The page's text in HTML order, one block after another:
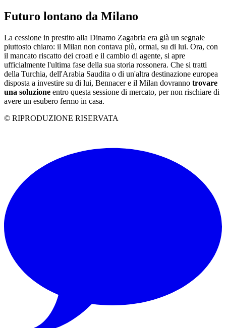
Futuro lontano da Milano
La cessione in prestito alla Dinamo Zagabria era già un segnale
piuttosto chiaro: il Milan non contava più, ormai, su di lui. Ora, con
il mancato riscatto dei croati e il cambio di agente, si apre
ufficialmente l'ultima fase della sua storia rossonera. Che si tratti
della Turchia, dell'Arabia Saudita o di un'altra destinazione europea
disposta a investire su di lui, Bennacer e il Milan dovranno trovare
una soluzione entro questa sessione di mercato, per non rischiare di
avere un esubero fermo in casa.
© RIPRODUZIONE RISERVATA